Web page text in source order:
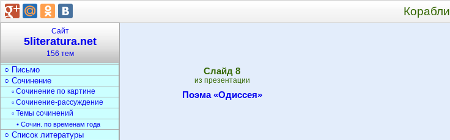
Корабли
Cлайд 8
из презентации
Поэма «Одиссея»
Сайт
5literatura.net
156 тем
▫ Мифы и легенды
○ Средства выразительн.
○ Документы
▫ Оформление документов
○ Реферат
○ Письмо
○ Сочинение
▫ Сочинение по картине
▫ Сочинение-рассуждение
▫ Темы сочинений
• Сочин. по временам года
○ Список литературы